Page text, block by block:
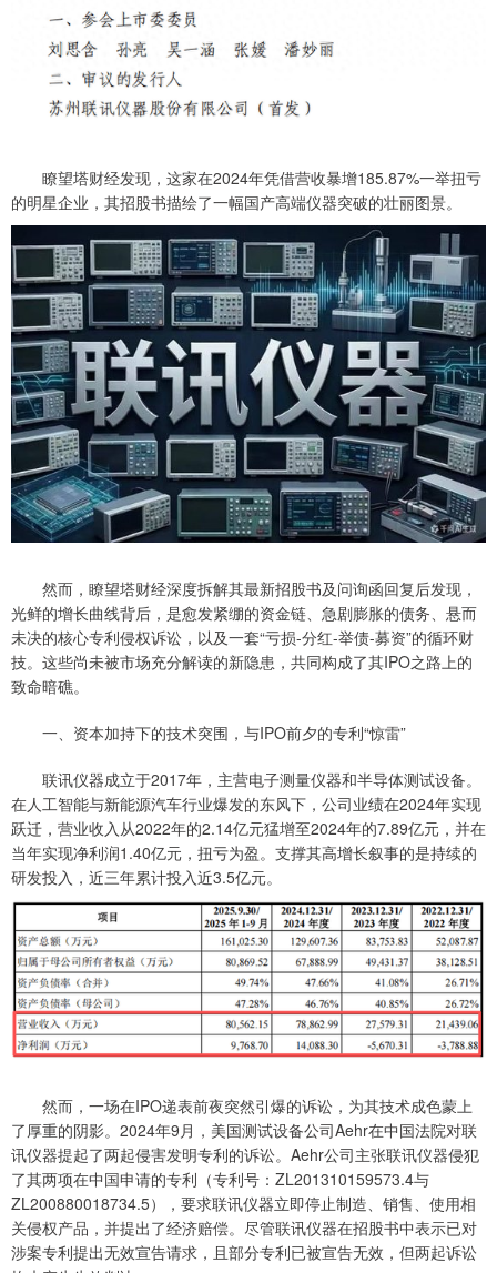
瞭望塔财经发现，这家在2024年凭借营收暴增185.87%一举扭亏
的明星企业，其招股书描绘了一幅国产高端仪器突破的壮丽图景。
然而，瞭望塔财经深度拆解其最新招股书及问询函回复后发现，
光鲜的增长曲线背后，是愈发紧绷的资金链、急剧膨胀的债务、悬而
未决的核心专利侵权诉讼，以及一套“亏损-分红-举债-募资”的循环财
技。这些尚未被市场充分解读的新隐患，共同构成了其IPO之路上的
致命暗礁。
一、资本加持下的技术突围，与IPO前夕的专利“惊雷”
联讯仪器成立于2017年，主营电子测量仪器和半导体测试设备。
在人工智能与新能源汽车行业爆发的东风下，公司业绩在2024年实现
跃迁，营业收入从2022年的2.14亿元猛增至2024年的7.89亿元，并在
当年实现净利润1.40亿元，扭亏为盈。支撑其高增长叙事的是持续的
研发投入，近三年累计投入近3.5亿元。
然而，一场在IPO递表前夜突然引爆的诉讼，为其技术成色蒙上
了厚重的阴影。2024年9月，美国测试设备公司Aehr在中国法院对联
讯仪器提起了两起侵害发明专利的诉讼。Aehr公司主张联讯仪器侵犯
了其两项在中国申请的专利（专利号：ZL201310159573.4与
ZL200880018734.5），要求联讯仪器立即停止制造、销售、使用相
关侵权产品，并提出了经济赔偿。尽管联讯仪器在招股书中表示已对
涉案专利提出无效宣告请求，且部分专利已被宣告无效，但两起诉讼